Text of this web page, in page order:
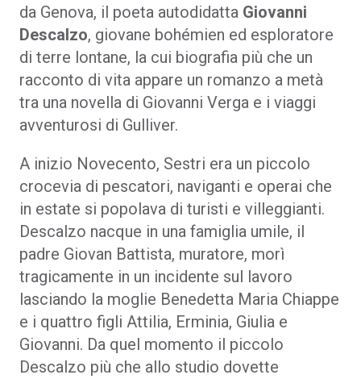
da Genova, il poeta autodidatta Giovanni
Descalzo, giovane bohémien ed esploratore
di terre lontane, la cui biografia più che un
racconto di vita appare un romanzo a metà
tra una novella di Giovanni Verga e i viaggi
avventurosi di Gulliver.
A inizio Novecento, Sestri era un piccolo
crocevia di pescatori, naviganti e operai che
in estate si popolava di turisti e villeggianti.
Descalzo nacque in una famiglia umile, il
padre Giovan Battista, muratore, morì
tragicamente in un incidente sul lavoro
lasciando la moglie Benedetta Maria Chiappe
e i quattro figli Attilia, Erminia, Giulia e
Giovanni. Da quel momento il piccolo
Descalzo più che allo studio dovette